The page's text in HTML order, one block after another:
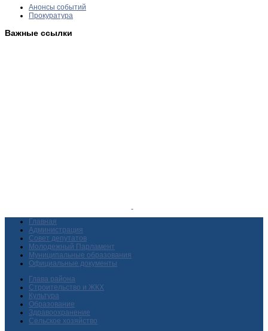
Анонсы событий
Прокуратура
Важные ссылки
Главная
Администрация
Совет депутатов
Молодежный Парламент
Муниципальные образования
Официальные документы
Глава района
Строительство и ЖКХ
Культура
Образование
Здравоохранение
Сельское хозяйство